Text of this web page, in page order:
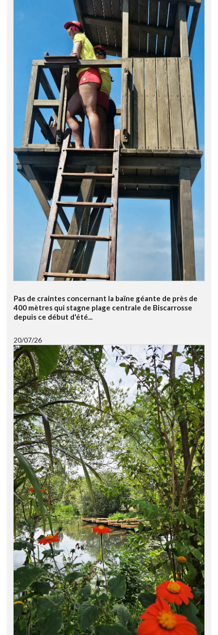
Pas de craintes concernant la baïne géante de près de
400 mètres qui stagne plage centrale de Biscarrosse
depuis ce début d'été...
20/07/26